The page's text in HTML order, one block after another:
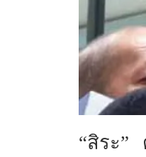
“สิระ”